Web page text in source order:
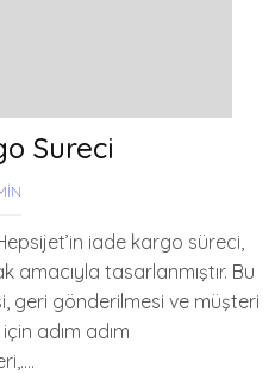
Sureci
iade kargo süreci,
amacıyla tasarlanmıştır. Bu
geri gönderilmesi ve müşteri
adım adım